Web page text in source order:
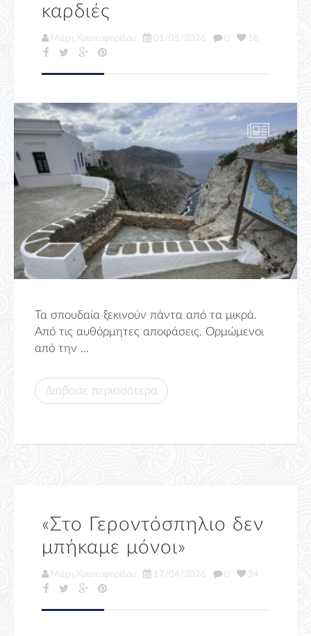
καρδιές
Μάχη Χριστοφορίδου 01/05/2026 0 18
Τα σπουδαία ξεκινούν πάντα από τα μικρά.
Από τις αυθόρμητες αποφάσεις. Ορμώμενοι
από την ...
Διάβασε περισσότερα
«Στο Γεροντόσπηλιο δεν
μπήκαμε μόνοι»
Μάχη Χριστοφορίδου 17/04/2026 0 34